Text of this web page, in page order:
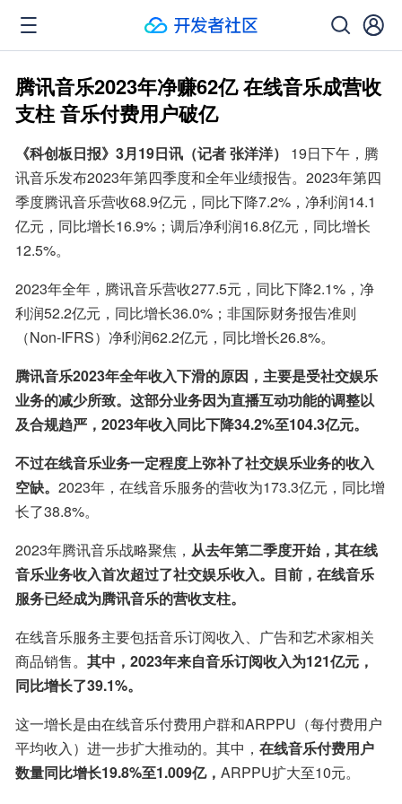
腾讯音乐2023年净赚62亿 在线音乐成营收
支柱 音乐付费用户破亿
《科创板日报》3月19日讯（记者 张洋洋）
19日下午，腾
讯音乐发布2023年第四季度和全年业绩报告。2023年第四
季度腾讯音乐营收68.9亿元，同比下降7.2%，净利润14.1
亿元，同比增长16.9%；调后净利润16.8亿元，同比增长
12.5%。
2023年全年，腾讯音乐营收277.5元，同比下降2.1%，净
利润52.2亿元，同比增长36.0%；非国际财务报告准则
（Non-IFRS）净利润62.2亿元，同比增长26.8%。
腾讯音乐2023年全年收入下滑的原因，主要是受社交娱乐
业务的减少所致。这部分业务因为直播互动功能的调整以
及合规趋严，2023年收入同比下降34.2%至104.3亿元。
不过在线音乐业务一定程度上弥补了社交娱乐业务的收入
空缺。 2023年，在线音乐服务的营收为173.3亿元，同比增
长了38.8%。
2023年腾讯音乐战略聚焦， 从去年第二季度开始，其在线
音乐业务收入首次超过了社交娱乐收入。目前，在线音乐
服务已经成为腾讯音乐的营收支柱。
在线音乐服务主要包括音乐订阅收入、广告和艺术家相关
商品销售。 其中，2023年来自音乐订阅收入为121亿元，
同比增长了39.1%。
这一增长是由在线音乐付费用户群和ARPPU（每付费用户
平均收入）进一步扩大推动的。其中， 在线音乐付费用户
数量同比增长19.8%至1.009亿， ARPPU扩大至10元。